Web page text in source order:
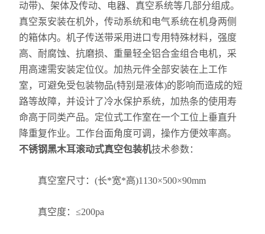
动带)、架体及传动、电器、真空系统等几部分组成。
真空泵安装在机外，传动系统和电气系统在机身两侧
的箱体内。机子传送带采用进口专用特殊材料，强度
高、耐腐蚀、抗磨损、重量轻全铝合金组合电机，采
用高速需安装定位仪。加热元件全部安装在上工作
室，可避免受包装物品(特别是液体)的影响而造成的短
路等故障，并设计了冷水保护系统，加热条的使用寿
命高于同类产品。定位式工作室在一个工位上垂直升
降重复作业。工作台面角度可调，操作方便效率高。
不锈钢黑木耳滚动式真空包装机技术参数：
真空室尺寸：(长*宽*高)1130×500×90mm
真空度：≤200pa